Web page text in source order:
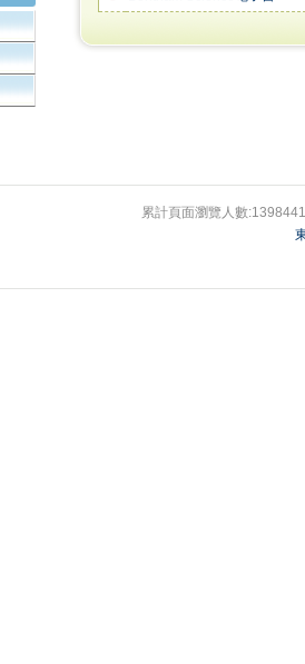
累計頁面瀏覽人數:1398441